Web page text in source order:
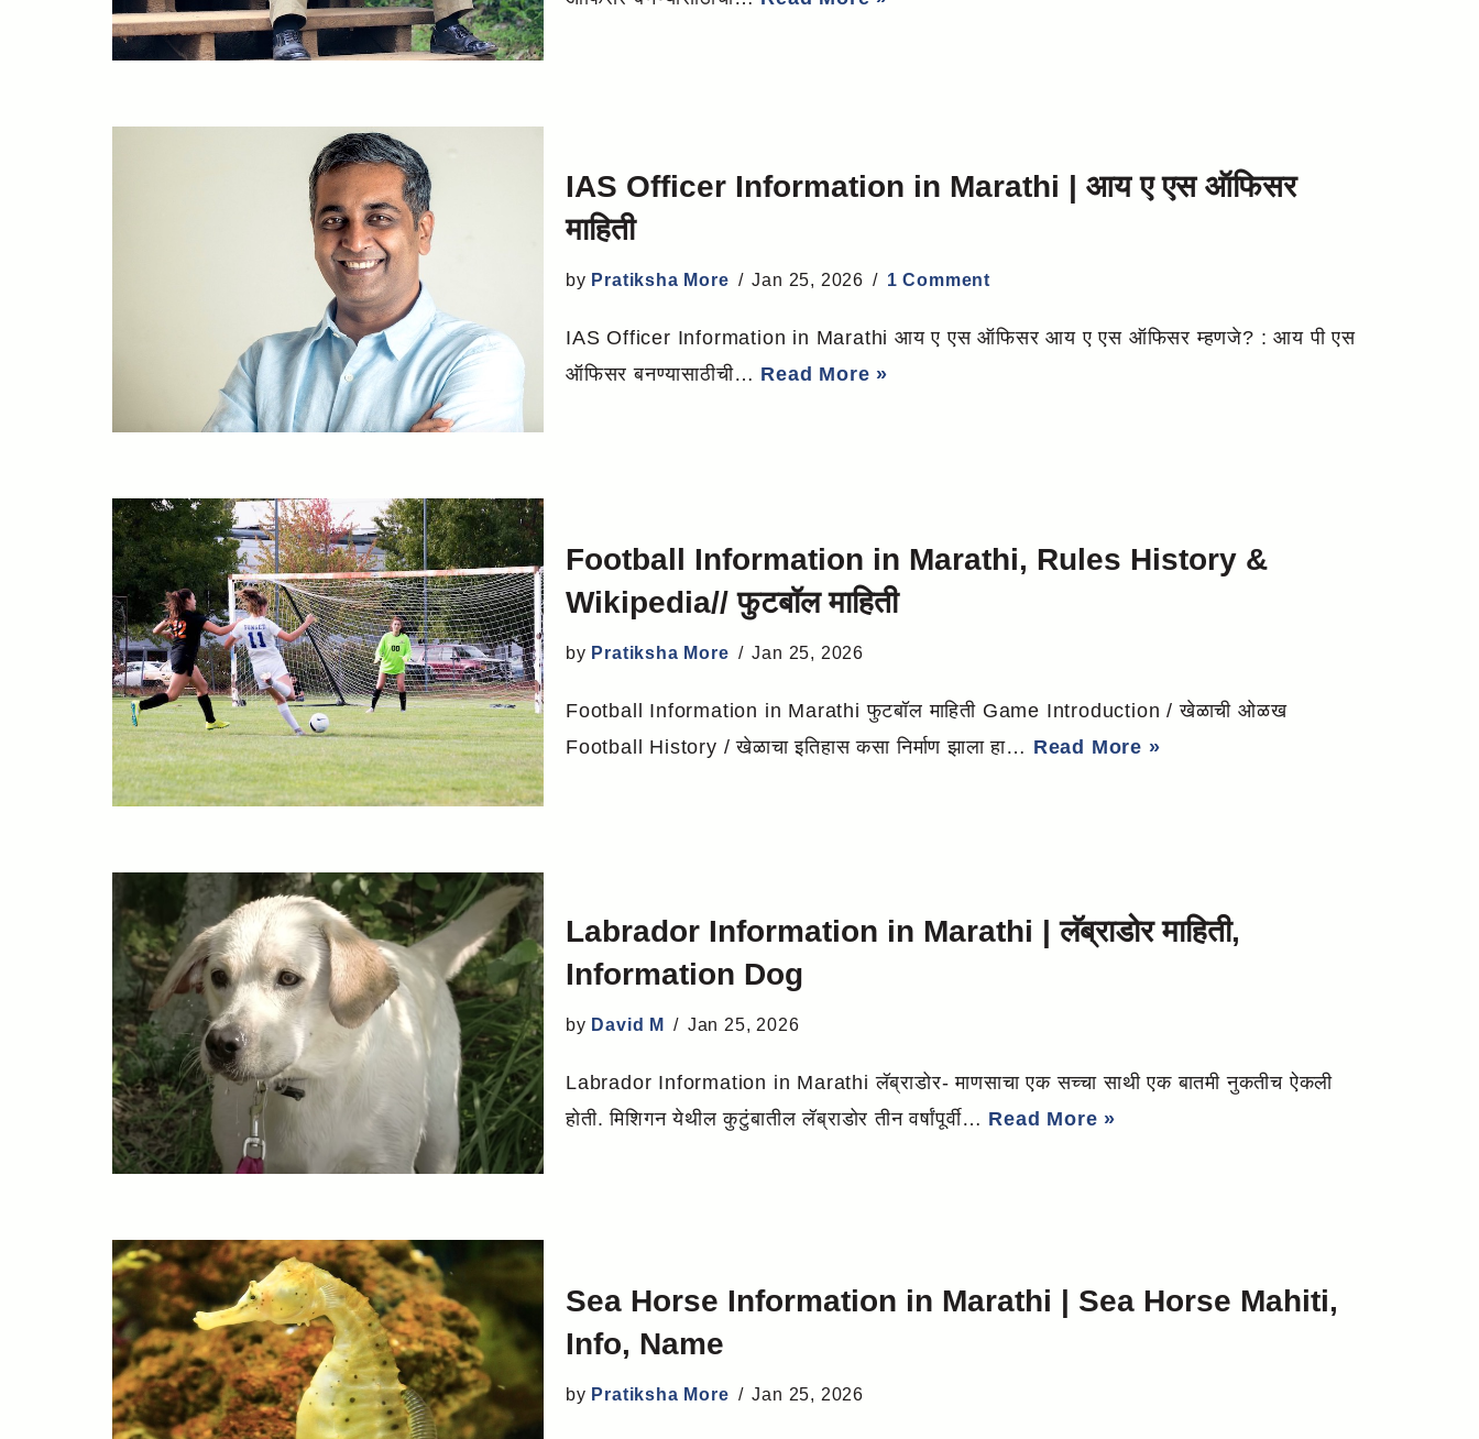
IAS Officer Information in Marathi | आय ए एस ऑफिसर
माहिती
by Pratiksha More Jan 25, 2026 1 Comment
IAS Officer Information in Marathi आय ए एस ऑफिसर आय ए एस ऑफिसर म्हणजे? : आय पी एस
ऑफिसर बनण्यासाठीची… Read More »
Football Information in Marathi, Rules History &
Wikipedia// फुटबॉल माहिती
by Pratiksha More Jan 25, 2026
Football Information in Marathi फुटबॉल माहिती Game Introduction / खेळाची ओळख
Football History / खेळाचा इतिहास कसा निर्माण झाला हा… Read More »
Labrador Information in Marathi | लॅब्राडोर माहिती,
Information Dog
by David M Jan 25, 2026
Labrador Information in Marathi लॅब्राडोर- माणसाचा एक सच्चा साथी एक बातमी नुकतीच ऐकली
होती. मिशिगन येथील कुटुंबातील लॅब्राडोर तीन वर्षांपूर्वी… Read More »
Sea Horse Information in Marathi | Sea Horse Mahiti,
Info, Name
by Pratiksha More Jan 25, 2026